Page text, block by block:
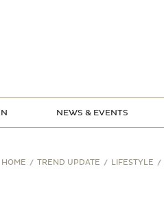
NEWS & EVENTS
HOME TREND UPDATE LIFESTYLE